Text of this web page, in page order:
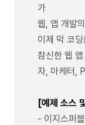
가
웹, 앱 개발
이제 막 코
참신한 웹
자, 마케터,
[예제 소스
- 이지스퍼